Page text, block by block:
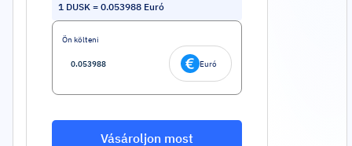
1 DUSK = 0.053988 Euró
Ön költeni
Euró
Vásároljon most